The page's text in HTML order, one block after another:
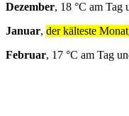
Dezember, 18 °C am Tag
Januar, der kälteste
Februar, 17 °C am Tag